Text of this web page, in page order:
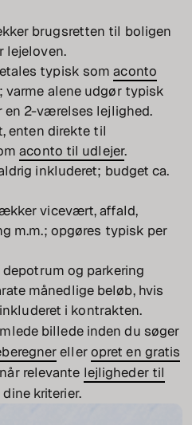
brugsretten til boligen
lejeloven.
typisk somaconto
varme alene udgør typisk
2-værelses lejlighed.
enten direkte til
aconto til udlejer.
inkluderet; budget ca.
vicevært, affald,
m.m.; opgøres typisk per
og parkering
månedlige beløb, hvis
i kontrakten.
billede inden du søger
elleropret en gratis
relevante lejligheder til
kriterier.